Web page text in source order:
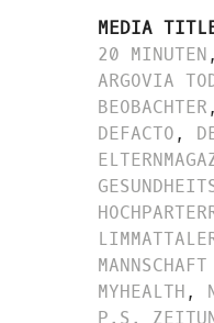
MEDIA
20 MINUTEN,
ARGOVIA
BEOBACHTER,
DEFACTO,
MYHEALTH,
P.S.